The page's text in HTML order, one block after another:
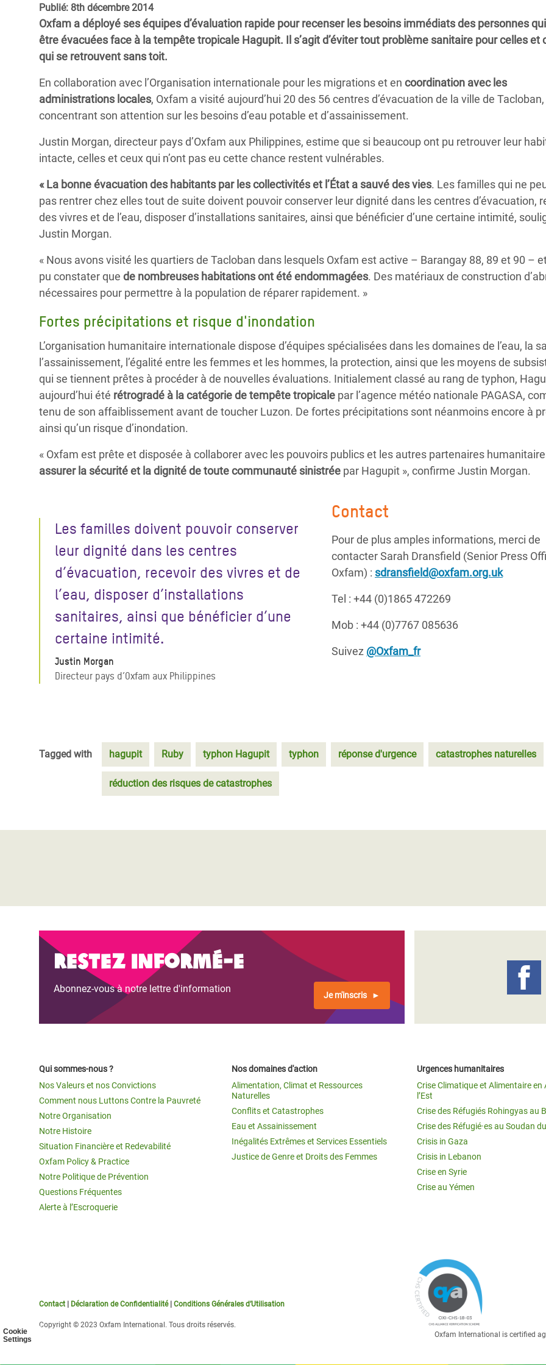
Cookie
Settings
Conflits et Catastrophes
Inégalités Extrêmes et
Services Essentiels
Inequality and Rights in a
Digital Age
Gender, Rights, and Justice
Alimentaire en Afrique de
l’Est
Crise des Réfugiés Rohingyas
au Bangladesh
Crise des Réfugié·es au
Soudan du Sud
Crise en Syrie
#MonClimatMonAvenir
Mettons Fin à la Souffrance qui se Cache
Derrière notre Alimentation
Les Violences Faites aux Femmes et aux
Filles, Ça Suffit !
Publié: 8th décembre 2014
Oxfam a déployé ses équipes d’évaluation rapide pour recenser les besoins immédiats des personnes
être évacuées face à la tempête tropicale Hagupit. Il s’agit d’éviter tout problème sanitaire pour celles et
qui se retrouvent sans toit.
En collaboration avec l’Organisation internationale pour les migrations et en coordination avec les
administrations locales, Oxfam a visité aujourd’hui 20 des 56 centres d’évacuation de la ville de Tacloban,
concentrant son attention sur les besoins d’eau potable et d’assainissement.
Justin Morgan, directeur pays d’Oxfam aux Philippines, estime que si beaucoup ont pu retrouver leur
intacte, celles et ceux qui n’ont pas eu cette chance restent vulnérables.
« La bonne évacuation des habitants par les collectivités et l’État a sauvé des vies. Les familles qui ne
pas rentrer chez elles tout de suite doivent pouvoir conserver leur dignité dans les centres d’évacuation,
des vivres et de l’eau, disposer d’installations sanitaires, ainsi que bénéficier d’une certaine intimité,
Justin Morgan.
« Nous avons visité les quartiers de Tacloban dans lesquels Oxfam est active – Barangay 88, 89 et 90 –
pu constater que de nombreuses habitations ont été endommagées. Des matériaux de construction
nécessaires pour permettre à la population de réparer rapidement. »
Fortes précipitations et risque d'inondation
L’organisation humanitaire internationale dispose d’équipes spécialisées dans les domaines de l’eau, la
l’assainissement, l’égalité entre les femmes et les hommes, la protection, ainsi que les moyens de
qui se tiennent prêtes à procéder à de nouvelles évaluations. Initialement classé au rang de typhon,
aujourd’hui été rétrogradé à la catégorie de tempête tropicale par l’agence météo nationale PAGASA,
tenu de son affaiblissement avant de toucher Luzon. De fortes précipitations sont néanmoins encore à
ainsi qu’un risque d’inondation.
« Oxfam est prête et disposée à collaborer avec les pouvoirs publics et les autres partenaires
assurer la sécurité et la dignité de toute communauté sinistrée par Hagupit », confirme Justin Morgan.
Les familles doivent pouvoir conserver
leur dignité dans les centres
d’évacuation, recevoir des vivres et de
l’eau, disposer d’installations
sanitaires, ainsi que bénéficier d’une
certaine intimité.
Justin Morgan
Directeur pays d’Oxfam aux Philippines
Contact
Pour de plus amples informations, merci de
contacter Sarah Dransfield (Senior Press
Oxfam) : sdransfield@oxfam.org.uk
Tel : +44 (0)1865 472269
Mob : +44 (0)7767 085636
Suivez @Oxfam_fr
Tagged with hagupit Ruby typhon Hagupit typhon réponse d'urgence catastrophes naturelles
réduction des risques de catastrophes
Restez informé-e
Abonnez-vous à notre lettre d'information
Je m'inscris
Qui sommes-nous ?
Nos Valeurs et nos Convictions
Comment nous Luttons Contre la Pauvreté
Notre Organisation
Notre Histoire
Situation Financière et Redevabilité
Oxfam Policy & Practice
Notre Politique de Prévention
Questions Fréquentes
Alerte à l’Escroquerie
Nos domaines d'action
Alimentation, Climat et Ressources
Naturelles
Conflits et Catastrophes
Eau et Assainissement
Inégalités Extrêmes et Services Essentiels
Justice de Genre et Droits des Femmes
Urgences humanitaires
Crise Climatique et Alimentaire en
l’Est
Crise des Réfugiés Rohingyas au
Crise des Réfugié·es au Soudan
Crisis in Gaza
Crisis in Lebanon
Crise en Syrie
Crise au Yémen
Contact Déclaration de Confidentialité| Conditions Générales d’Utilisation
Copyright © 2023 Oxfam International. Tous droits réservés.
Oxfam International is certified